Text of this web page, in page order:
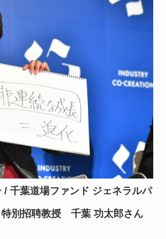
千葉道場ファンド ジェネラルパ
特別招聘教授 千葉 功太郎さん